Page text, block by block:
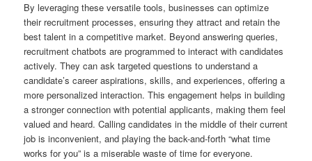
By leveraging these versatile tools, businesses can optimize
their recruitment processes, ensuring they attract and retain the
best talent in a competitive market. Beyond answering queries,
recruitment chatbots are programmed to interact with candidates
actively. They can ask targeted questions to understand a
candidate’s career aspirations, skills, and experiences, offering a
more personalized interaction. This engagement helps in building
a stronger connection with potential applicants, making them feel
valued and heard. Calling candidates in the middle of their current
job is inconvenient, and playing the back-and-forth “what time
works for you” is a miserable waste of time for everyone.